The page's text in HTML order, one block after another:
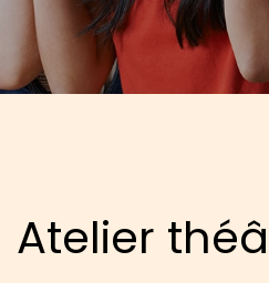
Atelier